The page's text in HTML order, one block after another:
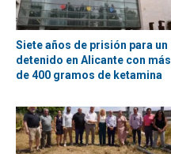
Siete años de prisión para un
detenido en Alicante con más
de 400 gramos de ketamina